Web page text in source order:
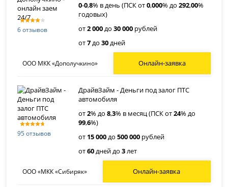
6 отзывов
0-0,8% в день (ПСК от0,000% до292,00%
годовых)
от2 000до30 000 рублей
от7до30дней
ООО МКК «Дополучкино» Онлайн-заявка
95 отзывов
ДрайвЗайм - Деньги под залог ПТС
автомобиля
от2% до8,3% в месяц (ПСК от24% до
99,6%)
от 15 000до500 000 рублей
от60дней до3лет
ООО «МКК «Сибиряк» Онлайн-заявка